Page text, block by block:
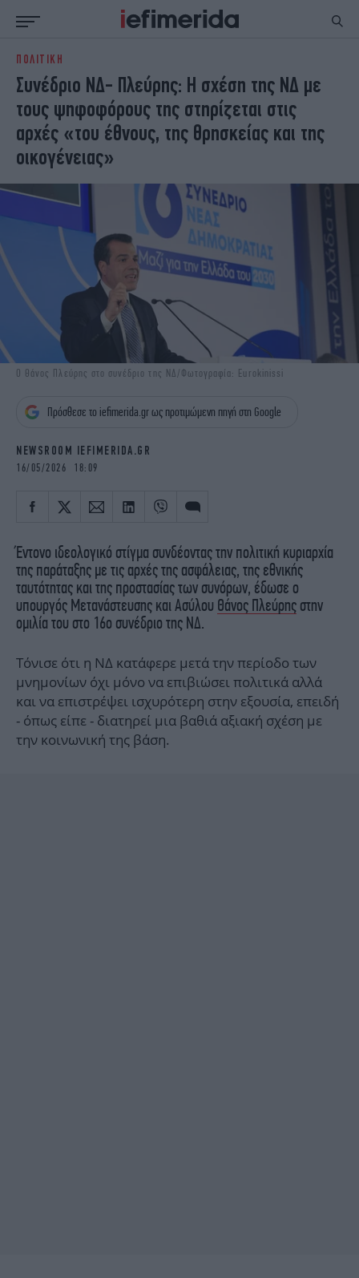
ΕΙΔΗΣΕΙΣ
NON PAPER
ΕΛΛΑΔΑ
ΟΙΚΟΝΟΜΙΑ
ΚΟΣΜΟΣ
ΠΟΛΙΤΙΣΜΟΣ
ΠΑΝΕΛΛΗΝΙΕΣ
ΖΩΗ
ΓΥΝΑΙΚΑ
ENGLISH EDITION
STORIES
ΕΚΛΟΓΕΣ
TRAVEL
ΤΕΧΝΟΛΟΓΙΑ
ΥΓΕΙΑ
ΟΛΥΜΠΙΑΚΟΙ ΑΓΩΝΕΣ
EURO
PODCAST
iAUTOKINITO
iOPINIONS
iGASTRONOMIE
iBOOKS
ΖΩΔΙΑ
MEDIA
ELAMEFORA
NEWSLETTER
ΠΟΛΙΤΙΚΗ
Συνέδριο ΝΔ- Πλεύρης: Η σχέση της ΝΔ με
τους ψηφοφόρους της στηρίζεται στις
αρχές «του έθνους, της θρησκείας και της
οικογένειας»
Ο Θάνος Πλεύρης στο συνέδριο της ΝΔ/Φωτογραφία: Eurokinissi
Πρόσθεσε το iefimerida.gr ως προτιμώμενη πηγή στη Google
NEWSROOM IEFIMERIDA.GR
16/05/2026 18:09
Έντονο ιδεολογικό στίγμα συνδέοντας την πολιτική κυριαρχία
της παράταξης με τις αρχές της ασφάλειας, της εθνικής
ταυτότητας και της προστασίας των συνόρων, έδωσε ο
υπουργός Μετανάστευσης και Ασύλου Θάνος Πλεύρης στην
ομιλία του στο 16ο συνέδριο της ΝΔ.
Τόνισε ότι η ΝΔ κατάφερε μετά την περίοδο των
μνημονίων όχι μόνο να επιβιώσει πολιτικά αλλά
και να επιστρέψει ισχυρότερη στην εξουσία, επειδή
- όπως είπε - διατηρεί μια βαθιά αξιακή σχέση με
την κοινωνική της βάση.